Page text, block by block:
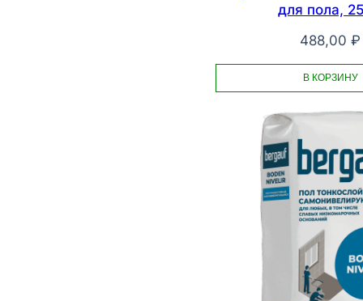
для пола,
488,00 ₽
В КОРЗИНУ